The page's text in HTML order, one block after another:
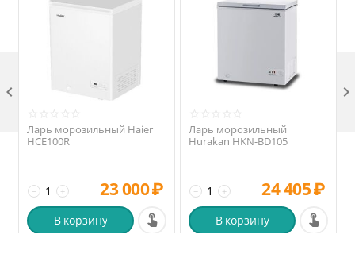
Ларь морозильный Haier
HCE100R
+
− 23 000₽
В корзину
Ларь морозильный
Hurakan HKN-BD105
+
− 24 405₽
В корзину
 